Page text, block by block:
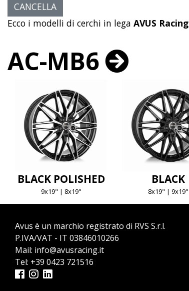
Ecco i modelli di cerchi in lega AVUS Racing
AC-MB6
BLACK POLISHED
9x19" | 8x19"
BLACK
8x19" | 9x19"
Avus è un marchio registrato di RVS S.r.l.
P.IVA/VAT - IT 03846010266
Mail: info@avusracing.it
Tel: +39 0423 721516